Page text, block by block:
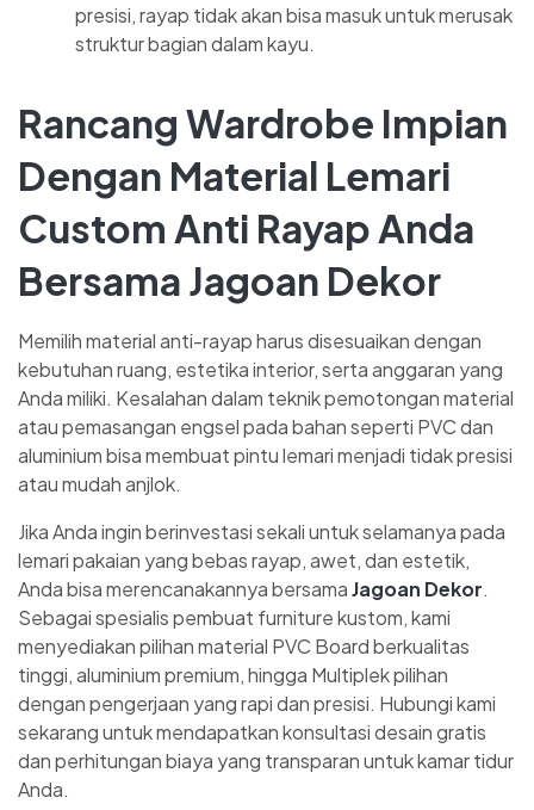
presisi, rayap tidak akan bisa masuk untuk merusak
struktur bagian dalam kayu.
Rancang Wardrobe Impian
Dengan Material Lemari
Custom Anti Rayap Anda
Bersama Jagoan Dekor
Memilih material anti-rayap harus disesuaikan dengan
kebutuhan ruang, estetika interior, serta anggaran yang
Anda miliki. Kesalahan dalam teknik pemotongan material
atau pemasangan engsel pada bahan seperti PVC dan
aluminium bisa membuat pintu lemari menjadi tidak presisi
atau mudah anjlok.
Jika Anda ingin berinvestasi sekali untuk selamanya pada
lemari pakaian yang bebas rayap, awet, dan estetik,
Anda bisa merencanakannya bersamaJagoan Dekor.
Sebagai spesialis pembuat furniture kustom, kami
menyediakan pilihan material PVC Board berkualitas
tinggi, aluminium premium, hingga Multiplek pilihan
dengan pengerjaan yang rapi dan presisi. Hubungi kami
sekarang untuk mendapatkan konsultasi desain gratis
dan perhitungan biaya yang transparan untuk kamar tidur
Anda.